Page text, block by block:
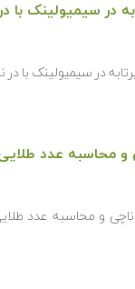
سیمیولینک با
در سیمیولینک با در
محاسبه عدد
و محاسبه عدد